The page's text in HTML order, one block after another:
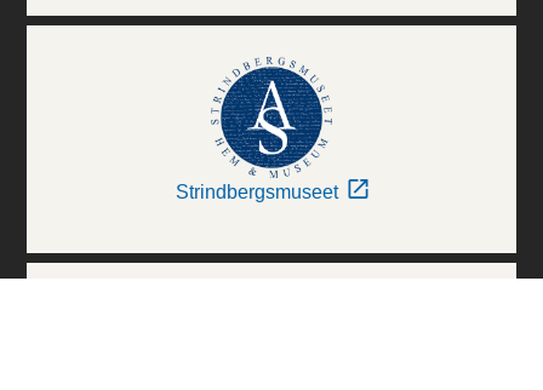
Strindbergsmuseet